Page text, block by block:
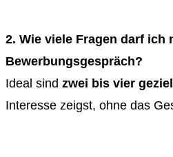
2. Wie viele Fragen darf ich
Bewerbungsgespräch?
Ideal sind zwei bis vier
Interesse zeigst, ohne das